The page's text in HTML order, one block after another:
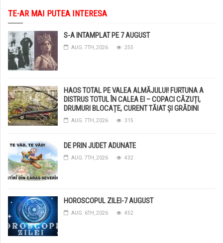
TE-AR MAI PUTEA INTERESA
S-A INTAMPLAT PE 7 AUGUST
AUG. 7TH, 2026 255
HAOS TOTAL PE VALEA ALMĂJULUI! FURTUNA A
DISTRUS TOTUL ÎN CALEA EI – COPACI CĂZUȚI,
DRUMURI BLOCAȚE, CURENT TĂIAT ȘI GRĂDINI
DISTRUSE DE GRINDINĂ!
AUG. 7TH, 2026 315
DE PRIN JUDET ADUNATE
AUG. 7TH, 2026 432
HOROSCOPUL ZILEI-7 AUGUST
AUG. 6TH, 2026 452